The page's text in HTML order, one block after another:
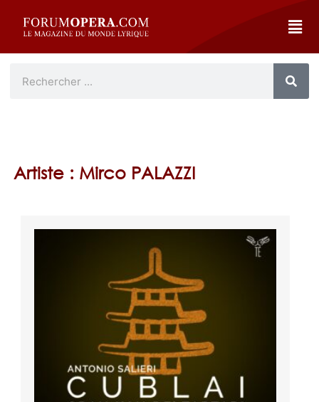
Artiste : Mirco PALAZZI